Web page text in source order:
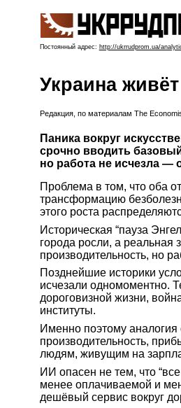
Постоянный адрес: http://ukrrudprom.ua/
Украина
Редакция, по материалам The
Паника вокруг
срочно вводить
но работа не исчезла —
Проблема в том, что оба
трансформацию
этого роста
Историческая “пауза
города росли, а реальная
производительность, но
Позднейшие историки
исчезали одномоментно.
дороговизной жизни,
институты.
Именно поэтому аналогия
производительность,
людям, живущим на
ИИ опасен не тем, что
менее оплачиваемой и
дешёвый сервис вокруг